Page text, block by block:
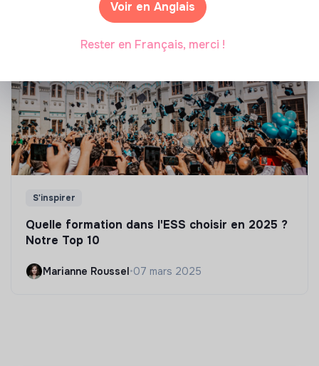
S'inspirer
Quelle formation dans l'ESS choisir en 2025 ?
Notre Top 10
Marianne Roussel•07 mars 2025
Voir en Anglais
Rester en Français, merci !